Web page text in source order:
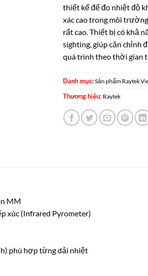
thiết kế để đo nhiệt độ
xác cao trong môi
rất cao. Thiết bị có khả
sighting, giúp căn chỉnh
quá trình theo thời gian
Danh mục: Sản phẩm Raytek
Thương hiệu: Raytek
MM
xúc (Infrared Pyrometer)
phù hợp từng dải nhiệt